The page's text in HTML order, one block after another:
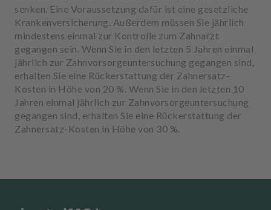
senken. Eine Voraussetzung dafür ist eine gesetzliche
Krankenversicherung. Außerdem müssen Sie jährlich
mindestens einmal zur Kontrolle zum Zahnarzt
gegangen sein. Wenn Sie in den letzten 5 Jahren einmal
jährlich zur Zahnvorsorgeuntersuchung gegangen sind,
erhalten Sie eine Rückerstattung der Zahnersatz-
Kosten in Höhe von 20 %. Wenn Sie in den letzten 10
Jahren einmal jährlich zur Zahnvorsorgeuntersuchung
gegangen sind, erhalten Sie eine Rückerstattung der
Zahnersatz-Kosten in Höhe von 30 %.